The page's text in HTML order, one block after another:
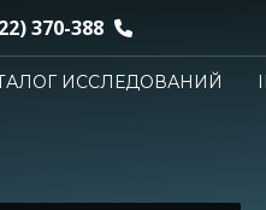
370-388
ИССЛЕДОВАНИЙ